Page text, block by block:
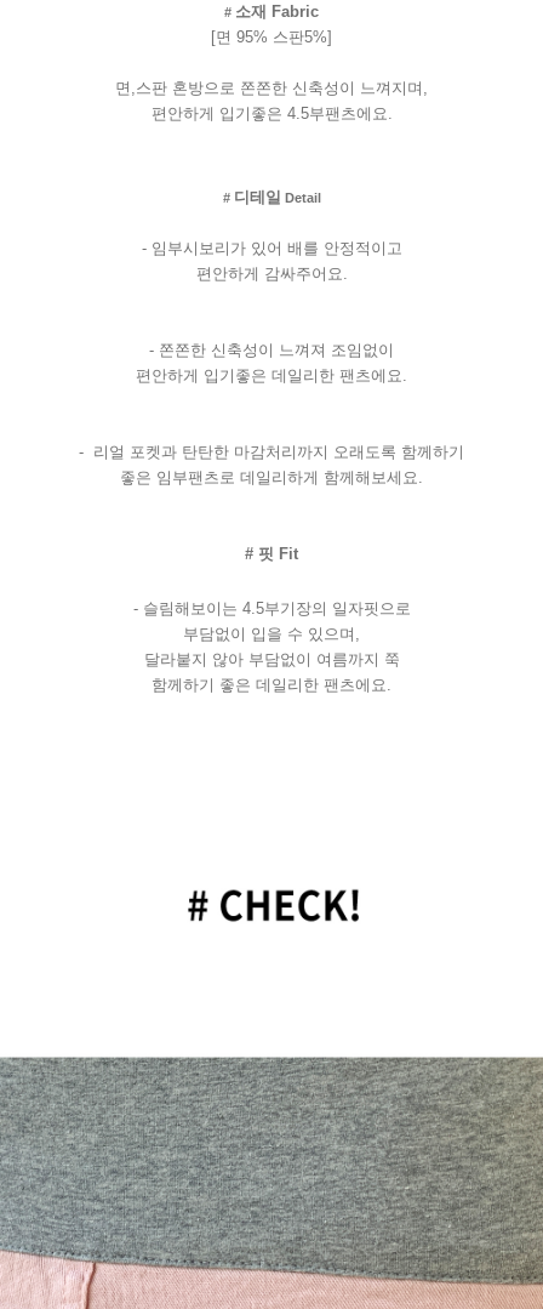
# 소재 Fabric
[면 95% 스판5%]
면 스판 혼방으로 쫀쫀한 신축성이 느껴지며
편안하게 입기좋은 4.5부팬츠에요
# 디테일 Detail
- 임부시보리가 있어 배를 안정적이고
편안하게 감싸주어요
- 쫀쫀한 신축성이 느껴져 조임없이
편안하게 입기좋은 데일리한 팬츠에요
- 리얼 포켓과 탄탄한 마감처리까지 오래도록 함께하기
좋은 임부팬츠로 데일리하게 함께해보세요
# 핏 Fit
- 슬림해보이는 4.5부기장의 일자핏으로
부담없이 입을 수 있으며
달라붙지 않아 부담없이 여름까지 쭉
함께하기 좋은 데일리한 팬츠에요